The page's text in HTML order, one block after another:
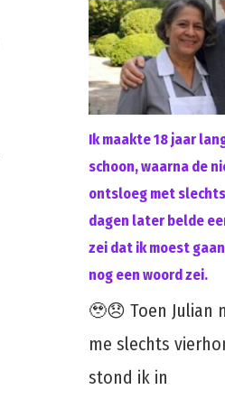
Ik maakte 18 jaar
schoon, waarna de
ontsloeg met
dagen later belde
zei dat ik moest
nog een woord zei.
🥹😞 Toen Julian
me slechts
stond ik in